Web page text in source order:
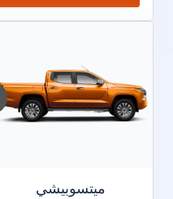
ميتسوبيشي